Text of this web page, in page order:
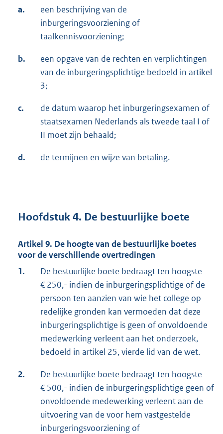
a.
een beschrijving van de
inburgeringsvoorziening of
taalkennisvoorziening;
b.
een opgave van de rechten en verplichtingen
van de inburgeringsplichtige bedoeld in artikel
3;
c.
de datum waarop het inburgeringsexamen of
staatsexamen Nederlands als tweede taal I of
II moet zijn behaald;
d. de termijnen en wijze van betaling.
Hoofdstuk 4. De bestuurlijke boete
Artikel 9. De hoogte van de bestuurlijke boetes
voor de verschillende overtredingen
1.
De bestuurlijke boete bedraagt ten hoogste
€ 250,- indien de inburgeringsplichtige of de
persoon ten aanzien van wie het college op
redelijke gronden kan vermoeden dat deze
inburgeringsplichtige is geen of onvoldoende
medewerking verleent aan het onderzoek,
bedoeld in artikel 25, vierde lid van de wet.
2.
De bestuurlijke boete bedraagt ten hoogste
€ 500,- indien de inburgeringsplichtige geen of
onvoldoende medewerking verleent aan de
uitvoering van de voor hem vastgestelde
inburgeringsvoorziening of